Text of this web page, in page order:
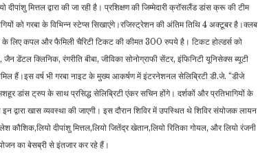
मित्तल द्वारा की जा रही है। प्रशिक्षण की जिम्मेदारी क्रॉसलैंड डांस क्रू की टीम
को गरबा के विभिन्न स्टेप्स सिखाएंगे।रजिस्ट्रेशन की अंतिम तिथि 4 अक्टूबर है।क्लब
लिए कपल और फैमिली चैरिटी टिकट की कीमत 300 रुपये है। टिकट होल्डर्स को
डेंटल क्लिनिक, रंगरीति बीबा, जीविका सोनोग्राफी सेंटर, इंफिनिटी यूनिसेक्स ब्यूटी
हैं।इस वर्ष भी गरबा नाइट के मुख्य आकर्षण में इंटरनेशनल सेलिब्रिटी डी.जे. “डीजे
डांस ट्रुप के साथ प्रसिद्ध सेलिब्रिटी एंकर सचिन होंगे। दर्शकों और प्रतिभागियों के
खास व्यवस्था की जाएगी। इस दौरान शिविर में उपस्थित थे शिविर संयोजक लायन
दीपांशु मित्तल,लियो जितेंद्र खेतान,लियो रितिका गोयल, और लियो रंजनी
का बेसब्री से इंतजार कर रहे हैं।